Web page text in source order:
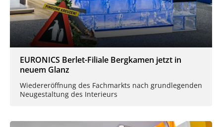
EURONICS Berlet-Filiale Bergkamen jetzt in
neuem Glanz
Wiedereröffnung des Fachmarkts nach grundlegenden
Neugestaltung des Interieurs